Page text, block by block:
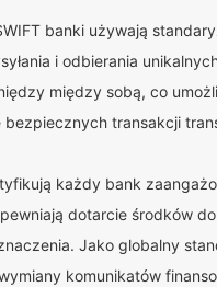
banki używają
i odbierania
między sobą, co
bezpiecznych transakcji
każdy bank
dotarcie środków do
Jako globalny
komunikatów